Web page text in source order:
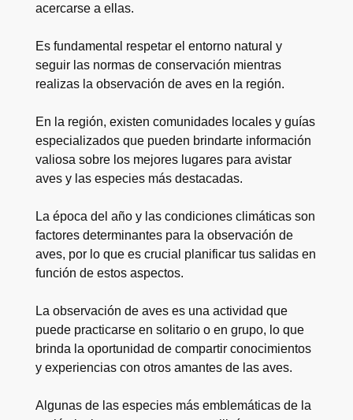
acercarse a ellas.
Es fundamental respetar el entorno natural y
seguir las normas de conservación mientras
realizas la observación de aves en la región.
En la región, existen comunidades locales y guías
especializados que pueden brindarte información
valiosa sobre los mejores lugares para avistar
aves y las especies más destacadas.
La época del año y las condiciones climáticas son
factores determinantes para la observación de
aves, por lo que es crucial planificar tus salidas en
función de estos aspectos.
La observación de aves es una actividad que
puede practicarse en solitario o en grupo, lo que
brinda la oportunidad de compartir conocimientos
y experiencias con otros amantes de las aves.
Algunas de las especies más emblemáticas de la